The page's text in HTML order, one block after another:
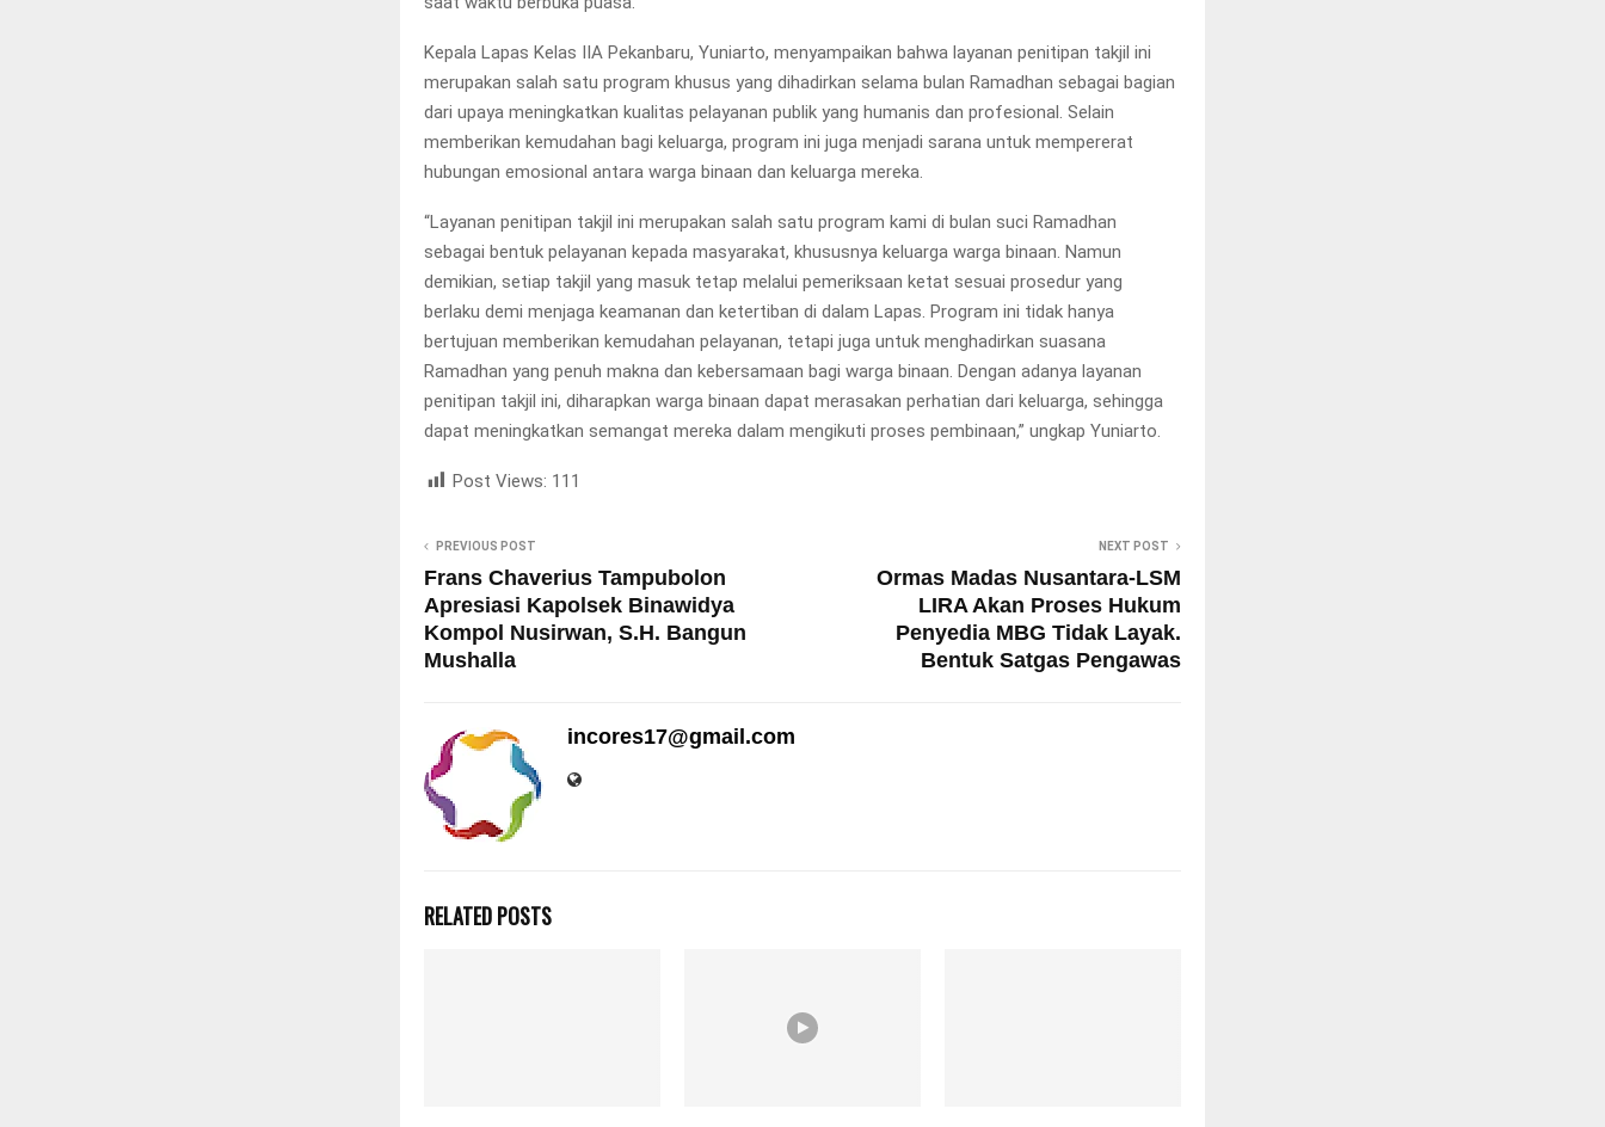
Kepala Lapas Kelas IIA Pekanbaru, Yuniarto, menyampaikan bahwa layanan penitipan takjil ini
merupakan salah satu program khusus yang dihadirkan selama bulan Ramadhan sebagai bagian
dari upaya meningkatkan kualitas pelayanan publik yang humanis dan profesional. Selain
memberikan kemudahan bagi keluarga, program ini juga menjadi sarana untuk mempererat
hubungan emosional antara warga binaan dan keluarga mereka.
“Layanan penitipan takjil ini merupakan salah satu program kami di bulan suci Ramadhan
sebagai bentuk pelayanan kepada masyarakat, khususnya keluarga warga binaan. Namun
demikian, setiap takjil yang masuk tetap melalui pemeriksaan ketat sesuai prosedur yang
berlaku demi menjaga keamanan dan ketertiban di dalam Lapas. Program ini tidak hanya
bertujuan memberikan kemudahan pelayanan, tetapi juga untuk menghadirkan suasana
Ramadhan yang penuh makna dan kebersamaan bagi warga binaan. Dengan adanya layanan
penitipan takjil ini, diharapkan warga binaan dapat merasakan perhatian dari keluarga, sehingga
dapat meningkatkan semangat mereka dalam mengikuti proses pembinaan,” ungkap Yuniarto.
Post Views: 111
PREVIOUS POST
Frans Chaverius Tampubolon
Apresiasi Kapolsek Binawidya
Kompol Nusirwan, S.H. Bangun
Mushalla
NEXT POST
Ormas Madas Nusantara-LSM
LIRA Akan Proses Hukum
Penyedia MBG Tidak Layak.
Bentuk Satgas Pengawas
incores17@gmail.com
RELATED POSTS